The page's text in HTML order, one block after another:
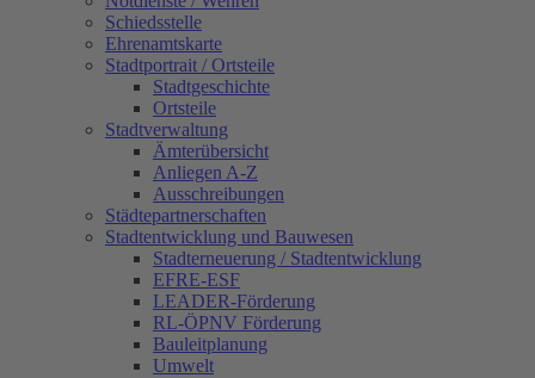
Schiedsstelle
Ehrenamtskarte
Stadtportrait / Ortsteile
Stadtgeschichte
Ortsteile
Stadtverwaltung
Ämterübersicht
Anliegen A-Z
Ausschreibungen
Städtepartnerschaften
Stadtentwicklung und Bauwesen
Stadterneuerung / Stadtentwicklung
EFRE-ESF
LEADER-Förderung
RL-ÖPNV Förderung
Bauleitplanung
Umwelt